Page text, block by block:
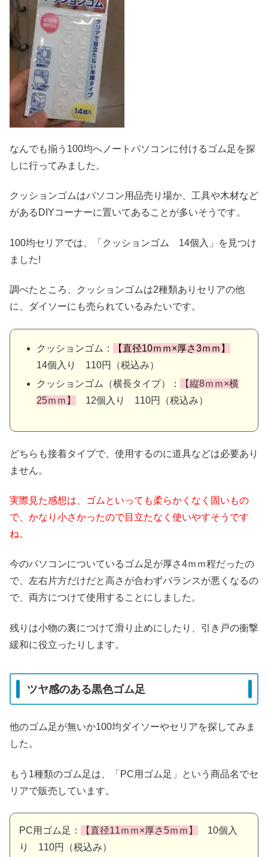
なんでも揃う100均へノートパソコンに付けるゴム足を探
しに行ってみました。
クッションゴムはパソコン用品売り場か、工具や木材など
があるDIYコーナーに置いてあることが多いそうです。
100均セリアでは、「クッションゴム 14個入」を見つけ
ました!
調べたところ、クッションゴムは2種類ありセリアの他
に、ダイソーにも売られているみたいです。
クッションゴム：
【直径10ｍｍ×厚さ3ｍｍ】
14個入り 110円（税込み）
クッションゴム（横長タイプ）：
【縦8ｍｍ×横
25ｍｍ】
12個入り 110円（税込み）
どちらも接着タイプで、使用するのに道具などは必要あり
ません。
実際見た感想は、ゴムといっても柔らかくなく固いもの
で、かなり小さかったので目立たなく使いやすそうです
ね。
今のパソコンについているゴム足が厚さ4ｍｍ程だったの
で、左右片方だけだと高さが合わずバランスが悪くなるの
で、両方につけて使用することにしました。
残りは小物の裏につけて滑り止めにしたり、引き戸の衝撃
緩和に役立ったりします。
ツヤ感のある黒色ゴム足
他のゴム足が無いか100均ダイソーやセリアを探してみま
した。
もう1種類のゴム足は、「PC用ゴム足」という商品名でセ
リアで販売しています。
PC用ゴム足： 【直径11ｍｍ×厚さ5ｍｍ】
10個入
り 110円（税込み）